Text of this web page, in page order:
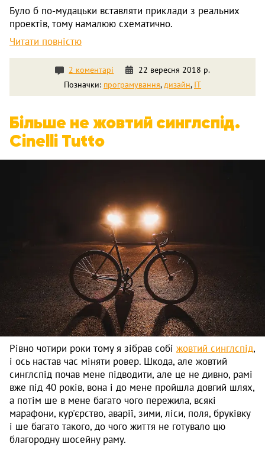
Було б по-мудацьки вставляти приклади з реальних
проектів, тому намалюю схематично.
Читати повністю
2 коментарі
22 вересня 2018 р.
Позначки: програмування, дизайн, IT
Більше не жовтий синглспід.
Cinelli Tutto
Рівно чотири роки тому я зібрав собі жовтий синглспід,
і ось настав час міняти ровер. Шкода, але жовтий
синглспід почав мене підводити, але це не дивно, рамі
вже під 40 років, вона і до мене пройшла довгий шлях,
а потім ше в мене багато чого пережила, всякі
марафони, кур'єрство, аварії, зими, ліси, поля, бруківку
і ше багато такого, до чого життя не готувало цю
благородну шосейну раму.